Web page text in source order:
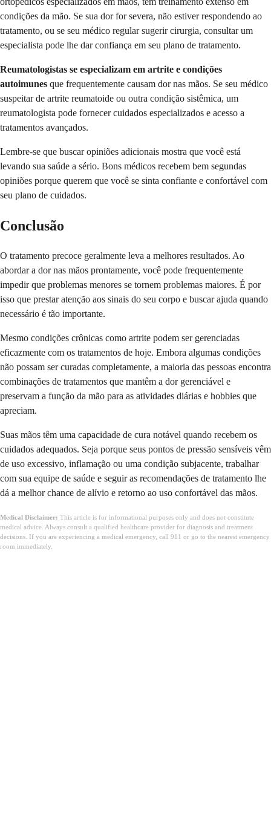
condições da mão. Se sua dor for severa, não estiver respondendo ao
tratamento, ou se seu médico regular sugerir cirurgia, consultar um
especialista pode lhe dar confiança em seu plano de tratamento.
Reumatologistas se especializam em artrite e condições
autoimunes que frequentemente causam dor nas mãos. Se seu médico
suspeitar de artrite reumatoide ou outra condição sistêmica, um
reumatologista pode fornecer cuidados especializados e acesso a
tratamentos avançados.
Lembre-se que buscar opiniões adicionais mostra que você está
levando sua saúde a sério. Bons médicos recebem bem segundas
opiniões porque querem que você se sinta confiante e confortável com
seu plano de cuidados.
Conclusão
O tratamento precoce geralmente leva a melhores resultados. Ao
abordar a dor nas mãos prontamente, você pode frequentemente
impedir que problemas menores se tornem problemas maiores. É por
isso que prestar atenção aos sinais do seu corpo e buscar ajuda quando
necessário é tão importante.
Mesmo condições crônicas como artrite podem ser gerenciadas
eficazmente com os tratamentos de hoje. Embora algumas condições
não possam ser curadas completamente, a maioria das pessoas encontra
combinações de tratamentos que mantêm a dor gerenciável e
preservam a função da mão para as atividades diárias e hobbies que
apreciam.
Suas mãos têm uma capacidade de cura notável quando recebem os
cuidados adequados. Seja porque seus pontos de pressão sensíveis vêm
de uso excessivo, inflamação ou uma condição subjacente, trabalhar
com sua equipe de saúde e seguir as recomendações de tratamento lhe
dá a melhor chance de alívio e retorno ao uso confortável das mãos.
Medical Disclaimer: This article is for informational purposes only and does not constitute
medical advice. Always consult a qualified healthcare provider for diagnosis and treatment
decisions. If you are experiencing a medical emergency, call 911 or go to the nearest emergency
room immediately.